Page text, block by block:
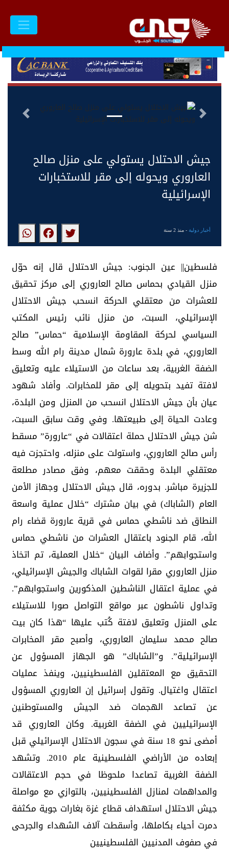
التالى السابق
جيش الاحتلال يستولي على منزل صالح
العاروري ويحوله إلى مقر للاستخبارات
الإسرائيلية
أخبار دولية- منذ 2 سنة
فلسطين|| عين الجنوب: جيش الاحتلال قال إنه حوّل
منزل القيادي بحماس صالح العاروري إلى مركز تحقيق
للعشرات من معتقلي الحركة انسحب جيش الاحتلال
الإسرائيلي، السبت، من منزل نائب رئيس المكتب
السياسي لحركة المقاومة الإسلامية “حماس” صالح
العاروري، في بلدة عارورة شمال مدينة رام الله وسط
الضفة الغربية، بعد ساعات من الاستيلاء عليه وتعليق
لافتة تفيد بتحويله إلى مقر للمخابرات. وأفاد شهود
عيان بأن جيش الاحتلال انسحب من المنزل ومن البلدة،
وعادت الحياة إلى طبيعتها. وفي وقت سابق السبت،
شن جيش الاحتلال حملة اعتقالات في “عارورة” مسقط
رأس صالح العاروري، واستولت على منزله، واحتجزت فيه
معتقلي البلدة وحققت معهم، وفق مصادر مطلعة
للجزيرة مباشر. بدوره، قال جيش الاحتلال وجهاز الأمن
العام (الشاباك) في بيان مشترك “خلال عملية واسعة
النطاق ضد ناشطي حماس في قرية عارورة قضاء رام
الله، قام الجنود باعتقال العشرات من ناشطي حماس
واستجوابهم”. وأضاف البيان “خلال العملية، تم اتخاذ
منزل العاروري مقرا لقوات الشاباك والجيش الإسرائيلي،
في عملية اعتقال الناشطين المذكورين واستجوابهم”.
وتداول ناشطون عبر مواقع التواصل صورا للاستيلاء
على المنزل وتعليق لافتة كُتب عليها “هذا كان بيت
صالح محمد سليمان العاروري، وأصبح مقر المخابرات
الإسرائيلية”. و”الشاباك” هو الجهاز المسؤول عن
التحقيق مع المعتقلين الفلسطينيين، وينفذ عمليات
اعتقال واغتيال. وتقول إسرائيل إن العاروري المسؤول
عن تصاعد الهجمات ضد الجيش والمستوطنين
الإسرائيليين في الضفة الغربية. وكان العاروري قد
أمضى نحو 18 سنة في سجون الاحتلال الإسرائيلي قبل
إبعاده من الأراضي الفلسطينية عام 2010. وتشهد
الضفة الغربية تصاعدا ملحوظا في حجم الاعتقالات
والمداهمات لمنازل الفلسطينيين، بالتوازي مع مواصلة
جيش الاحتلال استهداف قطاع غزة بغارات جوية مكثفة
دمرت أحياء بكاملها، وأسقطت آلاف الشهداء والجرحى
في صفوف المدنيين الفلسطينيين